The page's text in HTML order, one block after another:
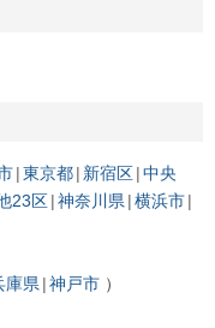
東京都 新宿区 中央
23区 神奈川県 横浜市
庫県 神戸市